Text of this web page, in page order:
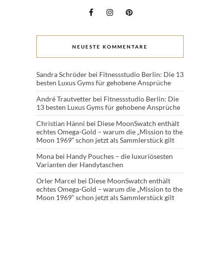
NEUESTE KOMMENTARE
Sandra Schröder bei Fitnessstudio Berlin: Die 13
besten Luxus Gyms für gehobene Ansprüche
André Trautvetter bei Fitnessstudio Berlin: Die
13 besten Luxus Gyms für gehobene Ansprüche
Christian Hänni bei Diese MoonSwatch enthält
echtes Omega-Gold – warum die „Mission to the
Moon 1969“ schon jetzt als Sammlerstück gilt
Mona bei Handy Pouches – die luxuriösesten
Varianten der Handytaschen
Orler Marcel bei Diese MoonSwatch enthält
echtes Omega-Gold – warum die „Mission to the
Moon 1969“ schon jetzt als Sammlerstück gilt